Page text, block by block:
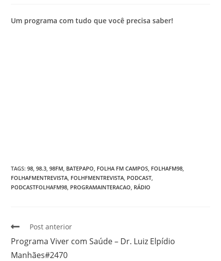
Um programa com tudo que você precisa saber!
TAGS:98 98.3 98FM BATEPAPO FOLHA FM CAMPOS FOLHAFM98
FOLHAFMENTREVISTA FOLHFMENTREVISTA PODCAST
PODCASTFOLHAFM98 PROGRAMAINTERACAO RÁDIO
Post anterior
Programa Viver com Saúde – Dr. Luiz Elpídio
Manhães#2470